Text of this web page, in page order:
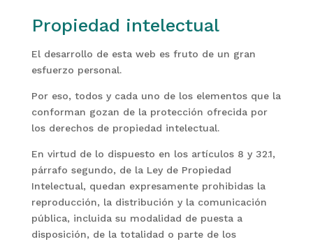
Propiedad intelectual
El desarrollo de esta web es fruto de un gran
esfuerzo personal.
Por eso, todos y cada uno de los elementos que la
conforman gozan de la protección ofrecida por
los derechos de propiedad intelectual.
En virtud de lo dispuesto en los artículos 8 y 32.1,
párrafo segundo, de la Ley de Propiedad
Intelectual, quedan expresamente prohibidas la
reproducción, la distribución y la comunicación
pública, incluida su modalidad de puesta a
disposición, de la totalidad o parte de los